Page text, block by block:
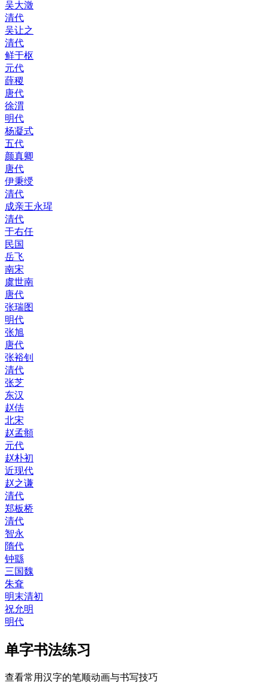
吴大澂
清代
吴让之
清代
鲜于枢
元代
薛稷
唐代
徐渭
明代
杨凝式
五代
颜真卿
唐代
伊秉绶
清代
成亲王永瑆
清代
于右任
民国
岳飞
南宋
虞世南
唐代
张瑞图
明代
张旭
唐代
张裕钊
清代
张芝
东汉
赵佶
北宋
赵孟頫
元代
赵朴初
近现代
赵之谦
清代
郑板桥
清代
智永
隋代
钟繇
三国魏
朱耷
明末清初
祝允明
明代
单字书法练习
查看常用汉字的笔顺动画与书写技巧